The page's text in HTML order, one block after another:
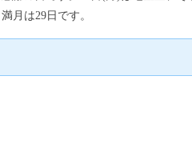
月は29日です。